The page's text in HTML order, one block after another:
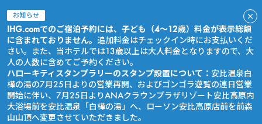
お知らせ
IHG.comでのご宿泊予約には、子ども（4～12歳）料金が表示総額
に含まれておりません。 追加料金はチェックイン時にお支払いくだ
さい。また、当ホテルでは13歳以上は大人料金となりますので、大
人の人数に含めてご予約ください。
ハローキティスタンプラリーのスタンプ設置について： 安比温泉白
樺の湯の7月25日よりの営業再開、およびゴンゴラ遊覧の連日営業
開始に伴い、7月25日よりANAクラウンプラザリゾート安比高原内
大浴場前を安比温泉「白樺の湯」へ、ローソン安比高原店前を前森
山山頂へ変更させていただきました。